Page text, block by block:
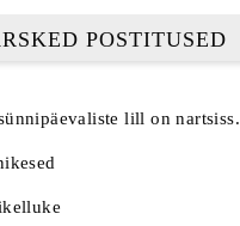
POSTITUSED
lill on nartsiss.